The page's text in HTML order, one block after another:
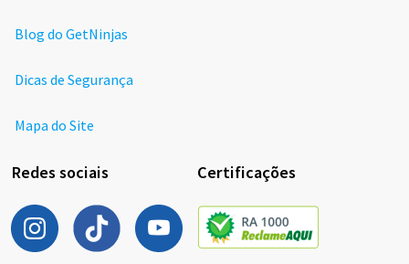
Blog do GetNinjas
Dicas de Segurança
Mapa do Site
Redes sociais Certificações